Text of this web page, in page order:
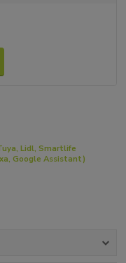
Lidl, Smartlife
Google Assistant)